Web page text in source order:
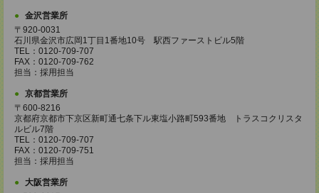
金沢営業所
〒920-0031
石川県金沢市広岡1丁目1番地10号 駅西ファーストビル5階
TEL：0120-709-707
FAX：0120-709-762
担当：採用担当
京都営業所
〒600-8216
京都府京都市下京区新町通七条下ル東塩小路町593番地 トラスコクリスタ
ルビル7階
TEL：0120-709-707
FAX：0120-709-751
担当：採用担当
大阪営業所